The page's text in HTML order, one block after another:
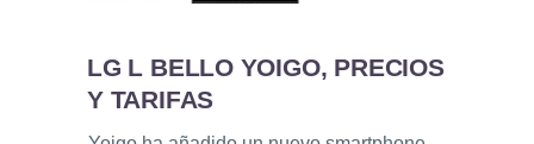
LG L BELLO YOIGO, PRECIOS
Y TARIFAS